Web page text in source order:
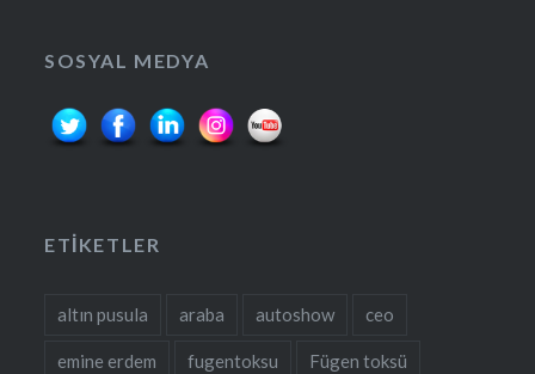
SOSYAL MEDYA
ETIKETLER
altın pusula araba autoshow ceo
emine erdem fugentoksu Fügen toksü